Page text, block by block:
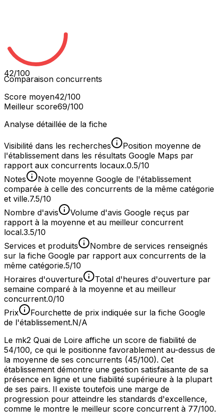
42/100
Comparaison concurrents
Score moyen42/100
Meilleur score69/100
Analyse détaillée de la fiche
Visibilité dans les recherches
Position moyenne de
l'établissement dans les résultats Google Maps par
rapport aux concurrents locaux.0.5/10
Notes
Note moyenne Google de l'établissement
comparée à celle des concurrents de la même catégorie
et ville.7.5/10
Nombre d'avis
Volume d'avis Google reçus par
rapport à la moyenne et au meilleur concurrent
local.3.5/10
Services et produits
Nombre de services renseignés
sur la fiche Google par rapport aux concurrents de la
même catégorie.5/10
Horaires d'ouverture
Total d'heures d'ouverture par
semaine comparé à la moyenne et au meilleur
concurrent.0/10
Prix
Fourchette de prix indiquée sur la fiche Google
de l'établissement.N/A
Le mk2 Quai de Loire affiche un score de fiabilité de
54/100, ce qui le positionne favorablement au-dessus de
la moyenne de ses concurrents (45/100). Cet
établissement démontre une gestion satisfaisante de sa
présence en ligne et une fiabilité supérieure à la plupart
de ses pairs. Il existe toutefois une marge de
progression pour atteindre les standards d'excellence,
comme le montre le meilleur score concurrent à 77/100.